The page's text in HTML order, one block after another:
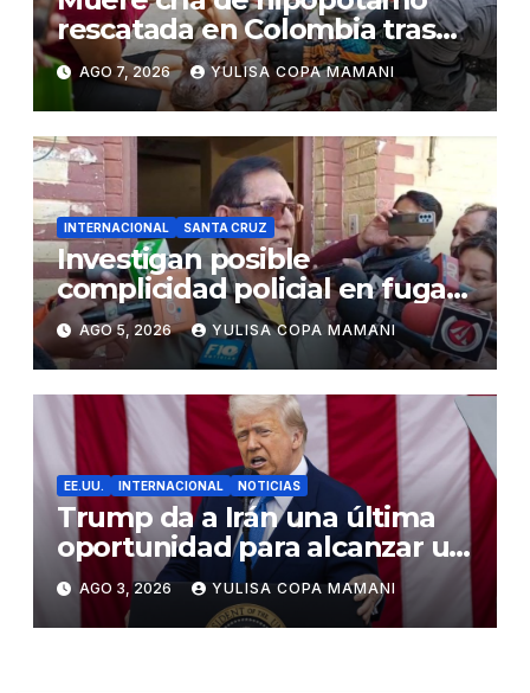
rescatada en Colombia tras
recibir atención veterinaria
AGO 7, 2026 YULISA COPA MAMANI
INTERNACIONAL SANTA CRUZ
Investigan posible
complicidad policial en fuga
de dos reos brasileños de
Palmasola
AGO 5, 2026 YULISA COPA MAMANI
EE.UU. INTERNACIONAL NOTICIAS
Trump da a Irán una última
oportunidad para alcanzar un
acuerdo de paz
AGO 3, 2026 YULISA COPA MAMANI